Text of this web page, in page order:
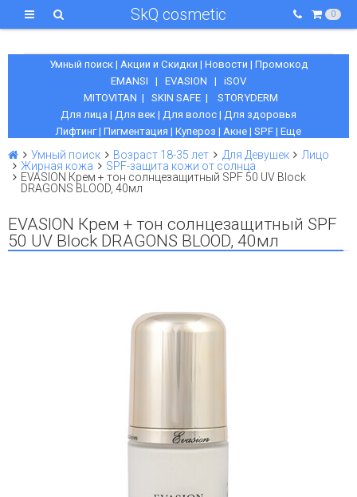
SkQ cosmetic 0
Умный поиск| Акции и Скидки | Новости | Промокод
EMANSI | EVASION | iSOV
MITOVITAN | SKIN SAFE | STORYDERM
Для лица | Для век | Для волос | Для здоровья
Лифтинг| Пигментация | Купероз | Акне | SPF | Еще
Умный поиск Возраст 18-35 лет Для Девушек
Лицо
Жирная кожа
SPF-защита кожи от солнца
EVASION Крем + тон солнцезащитный SPF 50 UV Block
DRAGONS BLOOD, 40мл
EVASION Крем + тон солнцезащитный SPF
50 UV Block DRAGONS BLOOD, 40мл